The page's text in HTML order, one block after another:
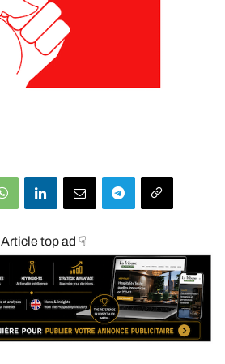
Article top ad ☟